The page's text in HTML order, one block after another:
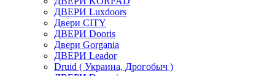
ДВЕРИ Luxdoors
Двери CITY
ДВЕРИ Dooris
Двери Gorgania
ДВЕРИ Leador
Druid ( Украина, Дрогобыч )